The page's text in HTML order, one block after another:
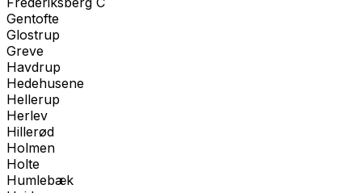
Gentofte
Glostrup
Greve
Havdrup
Hedehusene
Hellerup
Herlev
Hillerød
Holmen
Holte
Humlebæk